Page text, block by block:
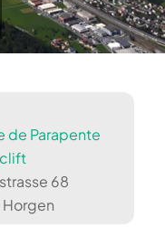
de Parapente
68
Horgen